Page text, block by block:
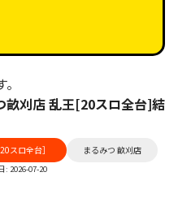
畝刈店 乱王[20スロ全台]結
スロ全台］
まるみつ 畝刈店
: 2026-07-20